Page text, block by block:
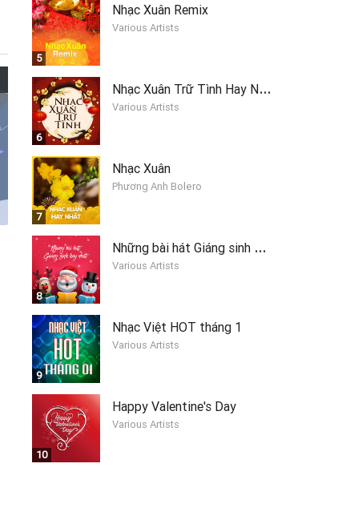
5
Nhạc Xuân Remix
Various Artists
6
N
hạc Xuân Trữ Tình Hay Nhất
Various Artists
7
Nhạc Xuân
Phương Anh Bolero
8
N
hững bài hát Giáng sinh hay nhất 2019
Various Artists
9
Nhạc Việt HOT tháng 1
Various Artists
10
Happy Valentine's Day
Various Artists